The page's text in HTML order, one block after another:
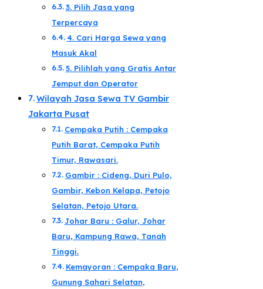
3. Pilih Jasa yang
Terpercaya​
4. Cari Harga Sewa yang
Masuk Akal​
5. Pilihlah yang Gratis Antar
Jemput dan Operator​
Wilayah Jasa Sewa TV Gambir
Jakarta Pusat
Cempaka Putih : Cempaka
Putih Barat, Cempaka Putih
Timur, Rawasari.
Gambir : Cideng, Duri Pulo,
Gambir, Kebon Kelapa, Petojo
Selatan, Petojo Utara.
Johar Baru : Galur, Johar
Baru, Kampung Rawa, Tanah
Tinggi.
Kemayoran : Cempaka Baru,
Gunung Sahari Selatan,